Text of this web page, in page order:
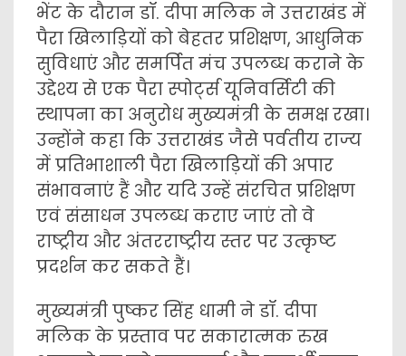
भेंट के दौरान डॉ. दीपा मलिक ने उत्तराखंड में
पैरा खिलाड़ियों को बेहतर प्रशिक्षण, आधुनिक
सुविधाएं और समर्पित मंच उपलब्ध कराने के
उद्देश्य से एक पैरा स्पोर्ट्स यूनिवर्सिटी की
स्थापना का अनुरोध मुख्यमंत्री के समक्ष रखा।
उन्होंने कहा कि उत्तराखंड जैसे पर्वतीय राज्य
में प्रतिभाशाली पैरा खिलाड़ियों की अपार
संभावनाएं हैं और यदि उन्हें संरचित प्रशिक्षण
एवं संसाधन उपलब्ध कराए जाएं तो वे
राष्ट्रीय और अंतरराष्ट्रीय स्तर पर उत्कृष्ट
प्रदर्शन कर सकते हैं।
मुख्यमंत्री पुष्कर सिंह धामी ने डॉ. दीपा
मलिक के प्रस्ताव पर सकारात्मक रुख